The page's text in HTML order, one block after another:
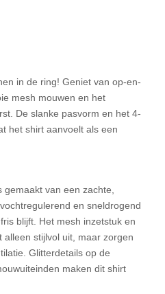
in de ring! Geniet van op-en-
mesh mouwen en het
De slanke pasvorm en het 4-
het shirt aanvoelt als een
van een zachte,
en sneldrogend
blijft. Het mesh inzetstuk en
stijlvol uit, maar zorgen
Glitterdetails op de
maken dit shirt